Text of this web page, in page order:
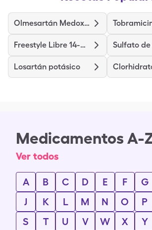
Olmesartán Medoxomilo
Freestyle Libre 14-Day System
Losartán potásico
Medicamentos A-
Ver todos
A B C D E F G
J
K L M N O P
S
T U V W X Y